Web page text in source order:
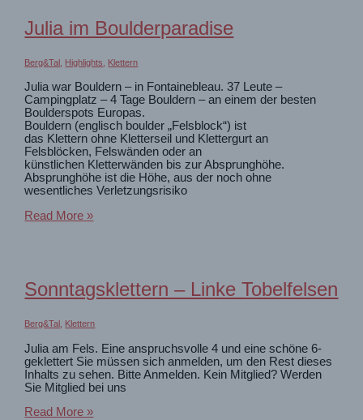
😳
Penyal
Migdia
Julia im Boulderparadise
Berg&Tal Highlights Klettern
Julia war Bouldern – in Fontainebleau. 37 Leute –
Campingplatz – 4 Tage Bouldern – an einem der besten
Boulderspots Europas.
Bouldern (englisch boulder „Felsblock“) ist
das Klettern ohne Kletterseil und Klettergurt an
Felsblöcken, Felswänden oder an
künstlichen Kletterwänden bis zur Absprunghöhe.
Absprunghöhe ist die Höhe, aus der noch ohne
wesentliches Verletzungsrisiko
Julia
Read More »
Sonntagsklettern – Linke Tobelfelsen
Berg&Tal Klettern
Julia am Fels. Eine anspruchsvolle 4 und eine schöne 6-
geklettert Sie müssen sich anmelden, um den Rest dieses
Inhalts zu sehen. Bitte Anmelden. Kein Mitglied? Werden
Sie Mitglied bei uns
Sonntagsklettern
Read More »